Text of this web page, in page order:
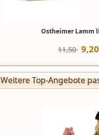
Ostheimer Lamm
11,50  9,20
Weitere Top-Angebote